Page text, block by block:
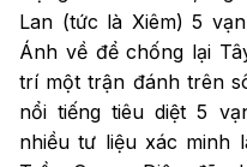
Lan (tức là Xiêm) 5
Ánh về để chống lại
trí một trận đánh trên
nổi tiếng tiêu diệt 5
nhiều tư liệu xác minh